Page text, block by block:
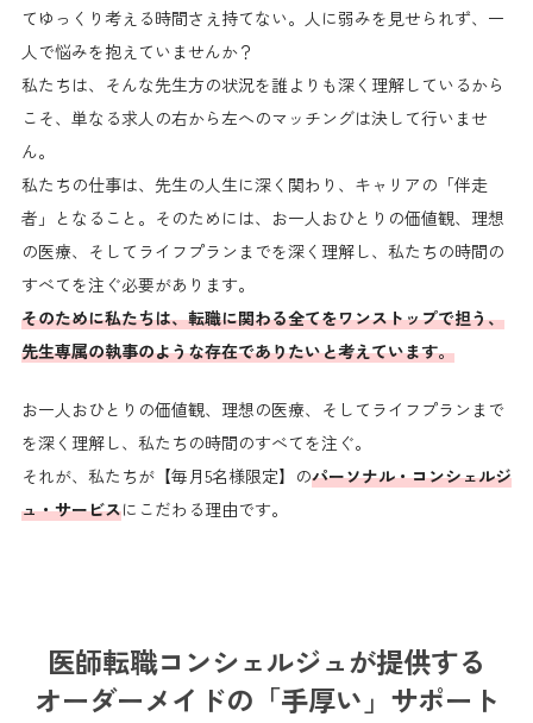
てゆっくり考える時間さえ持てない。人に弱みを見せられず、一
人で悩みを抱えていませんか？
私たちは、そんな先生方の状況を誰よりも深く理解しているから
こそ、単なる求人の右から左へのマッチングは決して行いませ
ん。
私たちの仕事は、先生の人生に深く関わり、キャリアの「伴走
者」となること。そのためには、お一人おひとりの価値観、理想
の医療、そしてライフプランまでを深く理解し、私たちの時間の
すべてを注ぐ必要があります。
そのために私たちは、転職に関わる全てをワンストップで担う、
先生専属の執事のような存在でありたいと考えています。
お一人おひとりの価値観、理想の医療、そしてライフプランまで
を深く理解し、私たちの時間のすべてを注ぐ。
それが、私たちが【毎月5名様限定】のパーソナル・コンシェルジ
ュ・サービスにこだわる理由です。
医師転職コンシェルジュが提供する
オーダーメイドの「手厚い」サポート